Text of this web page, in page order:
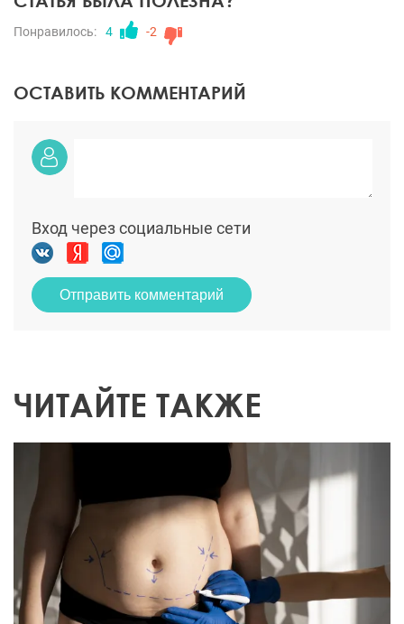
Понравилось: 4 -2
ОСТАВИТЬ КОММЕНТАРИЙ
Вход через социальные сети
Отправить комментарий
ЧИТАЙТЕ ТАКЖЕ